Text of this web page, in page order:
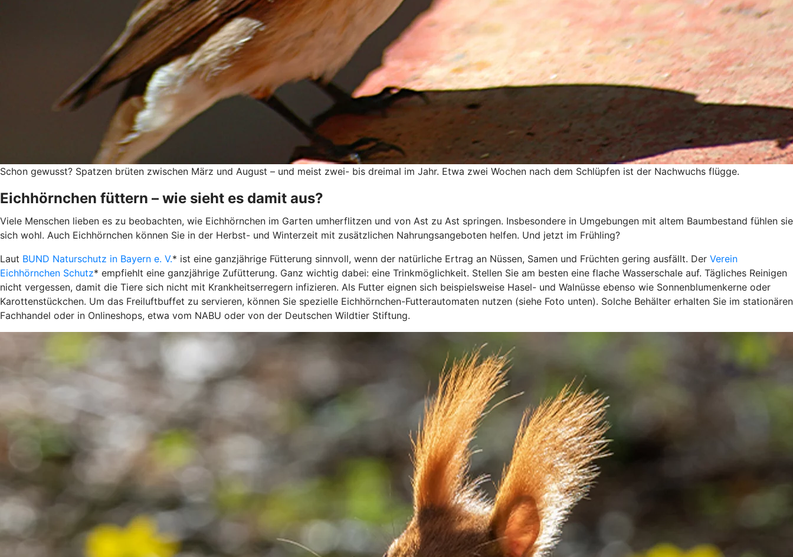
Schon gewusst? Spatzen brüten zwischen März und August – und meist zwei- bis dreimal im Jahr. Etwa zwei Wochen nach dem Schlüpfen ist der Nachwuchs flügge.
Eichhörnchen füttern – wie sieht es damit aus?
Viele Menschen lieben es zu beobachten, wie Eichhörnchen im Garten umherflitzen und von Ast zu Ast springen. Insbesondere in Umgebungen mit altem Baumbestand fühlen sie
sich wohl. Auch Eichhörnchen können Sie in der Herbst- und Winterzeit mit zusätzlichen Nahrungsangeboten helfen. Und jetzt im Frühling?
Laut BUND Naturschutz in Bayern e. V.* ist eine ganzjährige Fütterung sinnvoll, wenn der natürliche Ertrag an Nüssen, Samen und Früchten gering ausfällt. Der Verein
Eichhörnchen Schutz* empfiehlt eine ganzjährige Zufütterung. Ganz wichtig dabei: eine Trinkmöglichkeit. Stellen Sie am besten eine flache Wasserschale auf. Tägliches Reinigen
nicht vergessen, damit die Tiere sich nicht mit Krankheitserregern infizieren. Als Futter eignen sich beispielsweise Hasel- und Walnüsse ebenso wie Sonnenblumenkerne oder
Karottenstückchen. Um das Freiluftbuffet zu servieren, können Sie spezielle Eichhörnchen-Futterautomaten nutzen (siehe Foto unten). Solche Behälter erhalten Sie im stationären
Fachhandel oder in Onlineshops, etwa vom NABU oder von der Deutschen Wildtier Stiftung.